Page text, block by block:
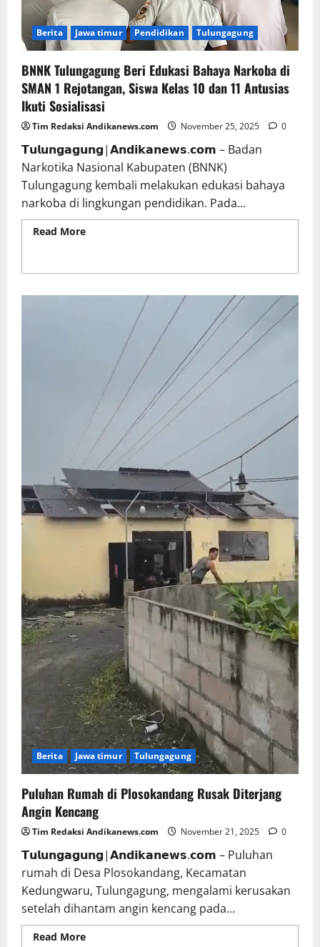
Berita Jawa timur Pendidikan Tulungagung
BNNK Tulungagung Beri Edukasi Bahaya Narkoba di
SMAN 1 Rejotangan, Siswa Kelas 10 dan 11 Antusias
Ikuti Sosialisasi
Tim Redaksi Andikanews.com November 25, 2025 0
𝗧𝘂𝗹𝘂𝗻𝗴𝗮𝗴𝘂𝗻𝗴|𝗔𝗻𝗱𝗶𝗸𝗮𝗻𝗲𝘄𝘀.𝗰𝗼𝗺 – Badan
Narkotika Nasional Kabupaten (BNNK)
Tulungagung kembali melakukan edukasi bahaya
narkoba di lingkungan pendidikan. Pada...
Read More
Berita Jawa timur Tulungagung
Puluhan Rumah di Plosokandang Rusak Diterjang
Angin Kencang
Tim Redaksi Andikanews.com November 21, 2025 0
𝗧𝘂𝗹𝘂𝗻𝗴𝗮𝗴𝘂𝗻𝗴|𝗔𝗻𝗱𝗶𝗸𝗮𝗻𝗲𝘄𝘀.𝗰𝗼𝗺 – Puluhan
rumah di Desa Plosokandang, Kecamatan
Kedungwaru, Tulungagung, mengalami kerusakan
setelah dihantam angin kencang pada...
Read More